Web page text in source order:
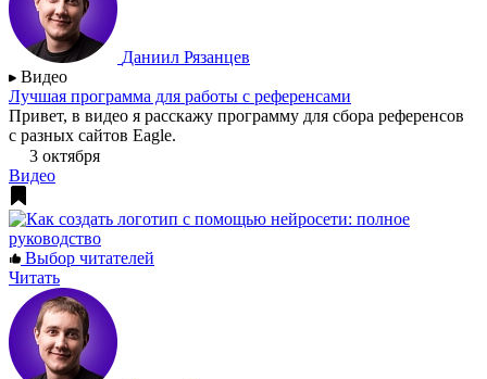
Даниил Рязанцев
Видео
Лучшая программа для работы с референсами
Привет, в видео я расскажу программу для сбора референсов
с разных сайтов Eagle.
3 октября
Видео
Выбор читателей
Читать